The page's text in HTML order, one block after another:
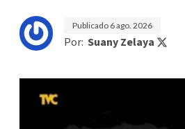
Publicado 6 ago. 2026
Por: Suany Zelaya